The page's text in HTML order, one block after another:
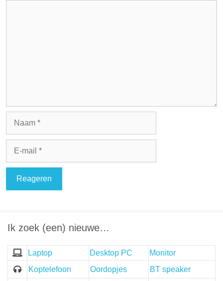
Naam
Ik zoek (een) nieuwe…
Laptop Desktop PC
Monitor
Koptelefoon
Oordopjes BT speaker